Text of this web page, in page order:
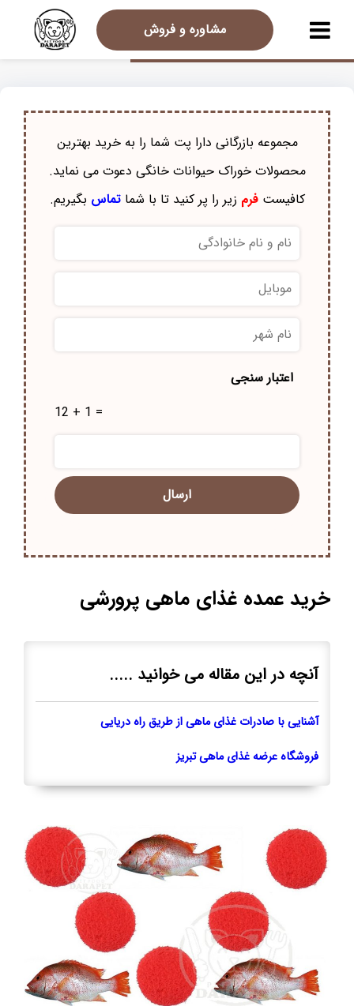
مشاوره و فروش
مجموعه بازرگانی دارا پت شما را به خرید بهترین
محصولات خوراک حيوانات خانگی دعوت می نماید.
کافیستفرم زیر را پر کنید تا با شماتماس بگیریم.
نام
و
خانوادگی
موبایل
نام
شهر
*
اعتبار سنجی
12 + 1 =
خرید عمده غذای ماهی پرورشی
آنچه در این مقاله می خوانید .....
آشنایی با صادرات غذای ماهی از طریق راه دریایی
فروشگاه عرضه غذای ماهی تبریز